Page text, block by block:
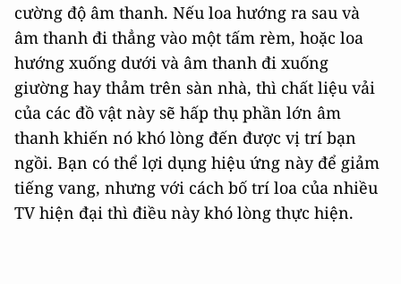
cường độ âm thanh. Nếu loa hướng ra sau và
âm thanh đi thẳng vào một tấm rèm, hoặc loa
hướng xuống dưới và âm thanh đi xuống
giường hay thảm trên sàn nhà, thì chất liệu vải
của các đồ vật này sẽ hấp thụ phần lớn âm
thanh khiến nó khó lòng đến được vị trí bạn
ngồi. Bạn có thể lợi dụng hiệu ứng này để giảm
tiếng vang, nhưng với cách bố trí loa của nhiều
TV hiện đại thì điều này khó lòng thực hiện.